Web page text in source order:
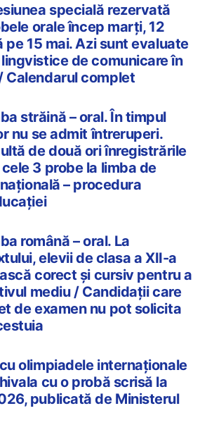
specială rezervată
orale încep marți, 12
pe 15 mai. Azi sunt evaluate
de comunicare în
Calendarul complet
străină – oral. În timpul
nu se admit întreruperi.
de două ori înregistrările
3 probe la limba de
– procedura
română – oral. La
elevii de clasa a XII-a
corect și cursiv pentru a
mediu / Candidații care
de examen nu pot solicita
olimpiadele internaționale
cu o probă scrisă la
publicată de Ministerul